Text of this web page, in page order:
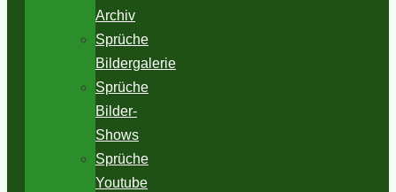
Archiv
Sprüche
Bildergalerie
Sprüche
Bilder-
Shows
Sprüche
Youtube